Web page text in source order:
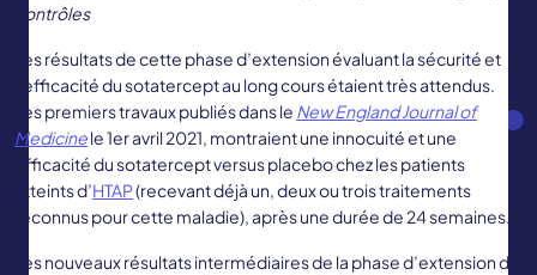
contrôles
Les résultats de cette phase d’extension évaluant la sécurité et
l’efficacité du sotatercept au long cours étaient très attendus.
Les premiers travaux publiés dans le New England Journal of
Medicinele 1er avril 2021, montraient une innocuité et une
efficacité du sotatercept versus placebo chez les patients
atteints d’HTAP(recevant déjà un, deux ou trois traitements
reconnus pour cette maladie), après une durée de 24 semaines.
Les nouveaux résultats intermédiaires de la phase d’extension de